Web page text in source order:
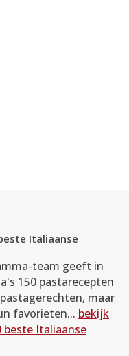
Italiaanse
team geeft in
150 pastarecepten
maar
favorieten... bekijk
beste Italiaanse